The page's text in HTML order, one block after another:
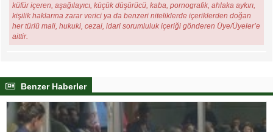
küfür içeren, aşağılayıcı, küçük düşürücü, kaba, pornografik, ahlaka aykırı,
kişilik haklarına zarar verici ya da benzeri niteliklerde içeriklerden doğan
her türlü mali, hukuki, cezai, idari sorumluluk içeriği gönderen Üye/Üyeler’e
aittir.
Benzer Haberler